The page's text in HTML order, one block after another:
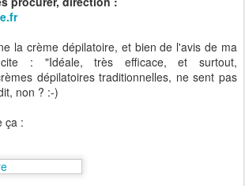
la crème dépilatoire, et bien de l'avis de ma
cite : "Idéale, très efficace, et surtout,
dépilatoires traditionnelles, ne sent pas
non ? :-)
ça :